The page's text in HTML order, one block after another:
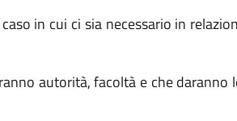
in cui ci sia necessario in
autorità, facoltà e che daranno